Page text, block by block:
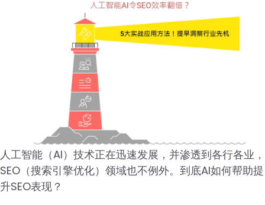
人工智能（AI）技术正在迅速发展，并渗透到各行各业，
SEO（搜索引擎优化）领域也不例外。到底AI如何帮助提
升SEO表现？